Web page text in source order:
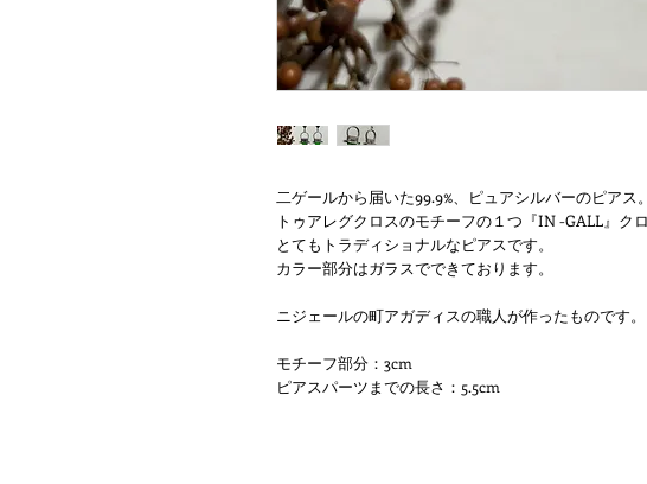
二ゲールから届いた99.9%、ピュアシルバーのピアス。
トゥアレグクロスのモチーフの１つ『IN -GALL』ク
とてもトラディショナルなピアスです。
カラー部分はガラスでできております。
ニジェールの町アガディスの職人が作ったものです。
モチーフ部分：3cm
ピアスパーツまでの長さ：5.5cm